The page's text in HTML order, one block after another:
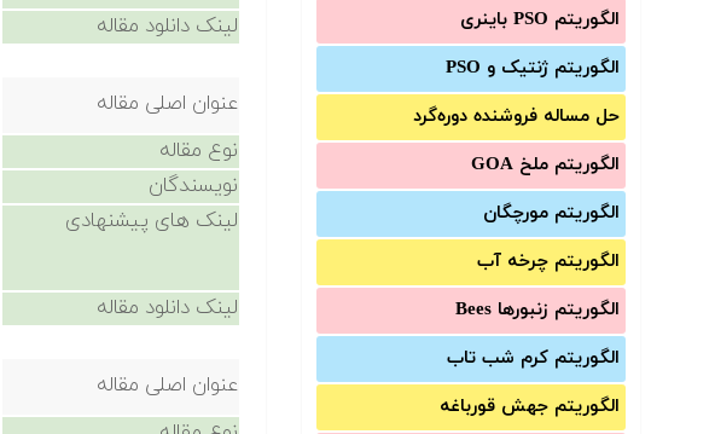
الگوریتم PSO باینری
الگوریتم ژنتیک و PSO
حل مساله فروشنده دوره‌گرد
الگوریتم ملخ GOA
الگوریتم مورچگان
الگوریتم چرخه آب
الگوریتم زنبورها Bees
الگوریتم کرم شب تاب
الگوریتم جهش قورباغه
لینک دانلود مقاله
عنوان اصلی مقاله
نوع مقاله
نویسندگان
لینک های پیشنهادی
لینک دانلود مقاله
عنوان اصلی مقاله